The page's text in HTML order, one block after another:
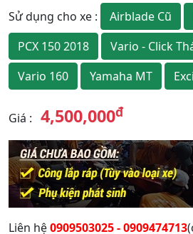
Sử dụng cho xe : Airblade Cũ
PCX 150 2018
Vario - Click
Vario 160
Yamaha MT
Giá : 4,500,000đ
Liên hệ0909503025 - 0909474713